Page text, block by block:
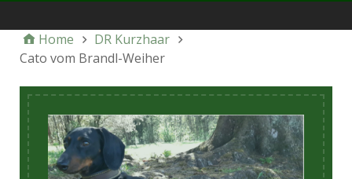
Home
DR Kurzhaar
Cato vom Brandl-Weiher